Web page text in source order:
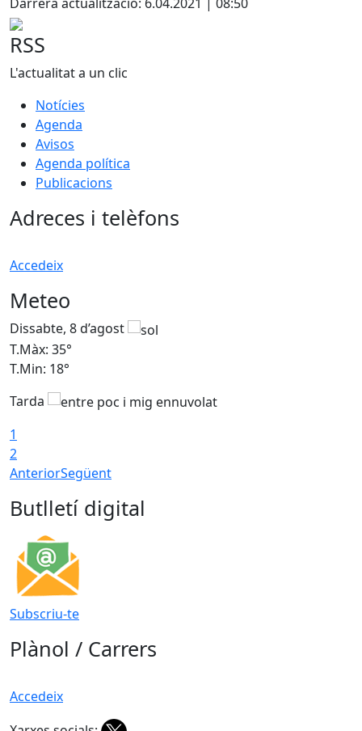
RSS
L'actualitat a un clic
Notícies
Agenda
Avisos
Agenda política
Publicacions
Adreces i telèfons
Accedeix
Meteo
Dissabte, 8 d’agost
T.Màx: 35°
T.Min: 18°
Tarda
1
2
AnteriorSegüent
Butlletí digital
Subscriu-te
Plànol / Carrers
Accedeix